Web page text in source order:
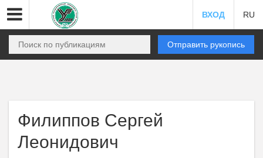
ВХОД RU
Отправить рукопись
Филиппов Сергей
Леонидович